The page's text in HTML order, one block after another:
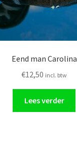
Eend man Carolina
€12,50 incl. btw
Lees verder